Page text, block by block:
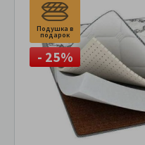
Подушка в
подарок
- 25%